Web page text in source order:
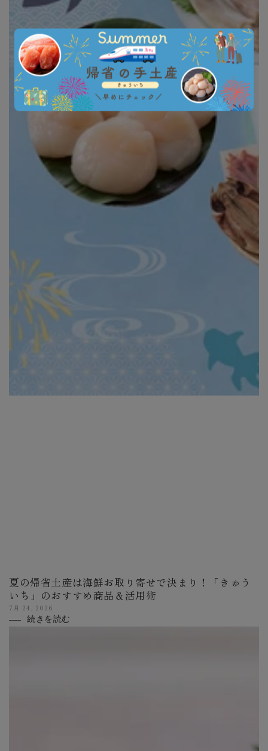
夏の帰省土産は海鮮お取り寄せで決まり！「きゅう
いち」のおすすめ商品＆活用術
7月 24, 2026
続きを読む